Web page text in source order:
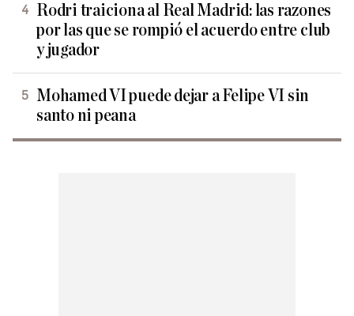
Rodri traiciona al Real Madrid: las razones
por las que se rompió el acuerdo entre club
y jugador
Mohamed VI puede dejar a Felipe VI sin
santo ni peana